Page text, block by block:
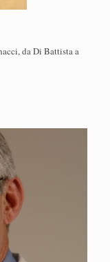
da Di Battista a